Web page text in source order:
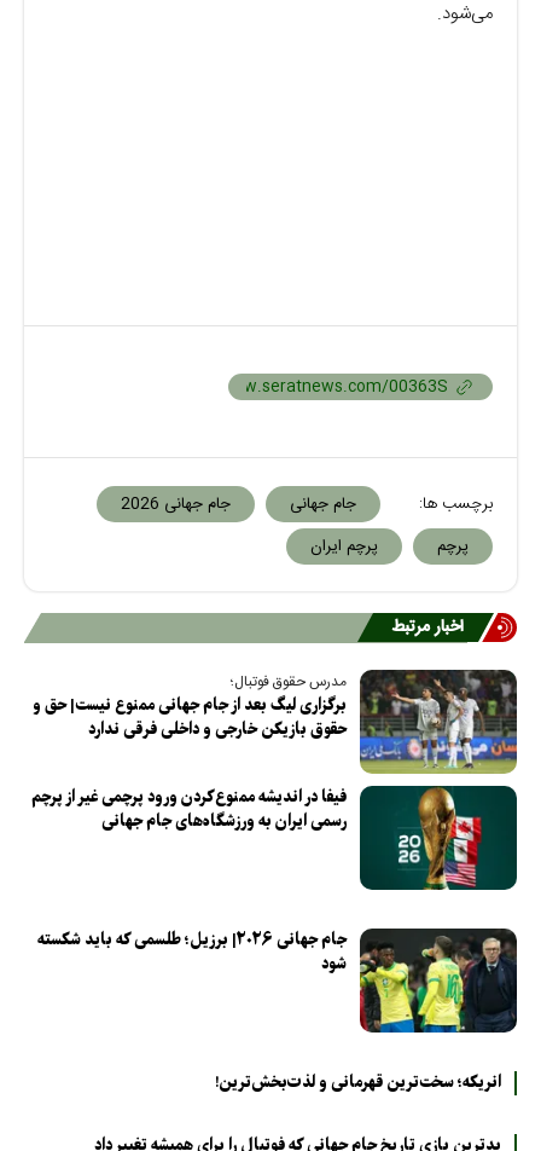
می‌شود.
برچسب ها: جام جهانی
جام جهانی 2026
پرچم
پرچم ایران
اخبار مرتبط
مدرس حقوق فوتبال؛
برگزاری لیگ بعد از جام جهانی ممنوع نیست| حق و
حقوق بازیکن خارجی و داخلی فرقی ندارد
فیفا در اندیشه ممنوع‌کردن ورود پرچمی غیر از پرچم
رسمی ایران به ورزشگاه‌های جام جهانی
جام جهانی ۲۰۲۶| برزیل؛ طلسمی که باید شکسته
شود
انریکه؛ سخت‌ترین قهرمانی و لذت‌بخش‌ترین!
بدترین بازی تاریخ جام جهانی که فوتبال را برای همیشه تغییر داد